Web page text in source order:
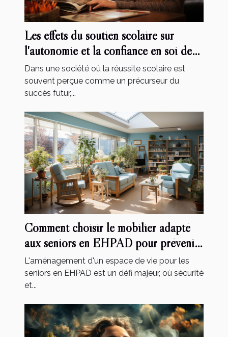
Les effets du soutien scolaire sur
l'autonomie et la confiance en soi des
élèves
Dans une société où la réussite scolaire est
souvent perçue comme un précurseur du
succès futur,...
Comment choisir le mobilier adapté
aux seniors en EHPAD pour prévenir
les chutes et accidents
L'aménagement d'un espace de vie pour les
seniors en EHPAD est un défi majeur, où sécurité
et...